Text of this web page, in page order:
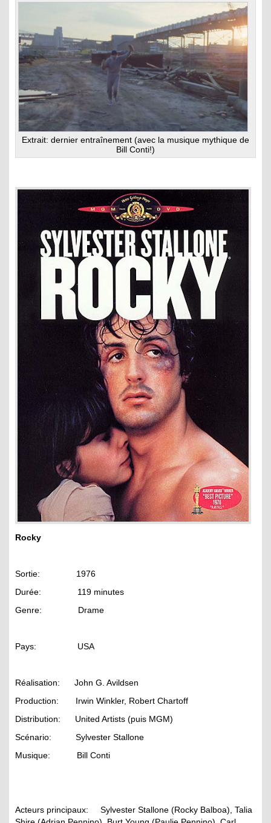
Extrait: dernier entraînement (avec la musique mythique de
Bill Conti!)
Rocky
Sortie: 1976
Durée: 119 minutes
Genre: Drame
Pays: USA
Réalisation: John G. Avildsen
Production: Irwin Winkler, Robert Chartoff
Distribution: United Artists (puis MGM)
Scénario: Sylvester Stallone
Musique: Bill Conti
Acteurs principaux: Sylvester Stallone (Rocky Balboa), Talia